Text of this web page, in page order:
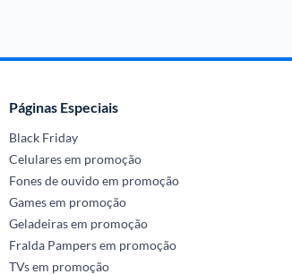
Páginas Especiais
Black Friday
Celulares em promoção
Fones de ouvido em promoção
Games em promoção
Geladeiras em promoção
Fralda Pampers em promoção
TVs em promoção